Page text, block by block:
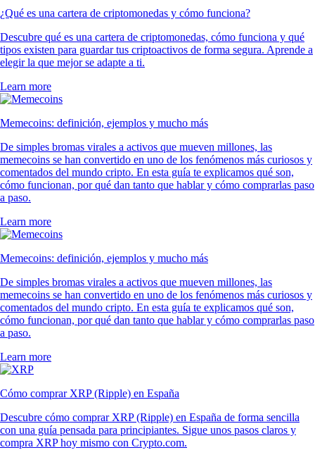
¿Qué es una cartera de criptomonedas y cómo funciona?
Descubre qué es una cartera de criptomonedas, cómo funciona y qué
tipos existen para guardar tus criptoactivos de forma segura. Aprende a
elegir la que mejor se adapte a ti.
Learn more
Memecoins: definición, ejemplos y mucho más
De simples bromas virales a activos que mueven millones, las
memecoins se han convertido en uno de los fenómenos más curiosos y
comentados del mundo cripto. En esta guía te explicamos qué son,
cómo funcionan, por qué dan tanto que hablar y cómo comprarlas paso
a paso.
Learn more
Memecoins: definición, ejemplos y mucho más
De simples bromas virales a activos que mueven millones, las
memecoins se han convertido en uno de los fenómenos más curiosos y
comentados del mundo cripto. En esta guía te explicamos qué son,
cómo funcionan, por qué dan tanto que hablar y cómo comprarlas paso
a paso.
Learn more
Cómo comprar XRP (Ripple) en España
Descubre cómo comprar XRP (Ripple) en España de forma sencilla
con una guía pensada para principiantes. Sigue unos pasos claros y
compra XRP hoy mismo con Crypto.com.